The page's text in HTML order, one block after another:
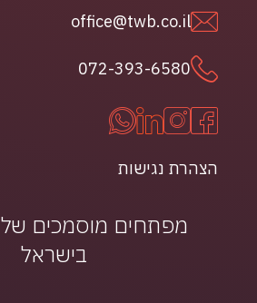
office@twb.co.il
072-393-6580
הצהרת נגישות
מפתחים מוסמכים
בישראל